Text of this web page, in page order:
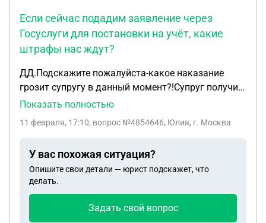
Если сейчас подадим заявление через
Госуслуги для постановки на учёт, какие
штрафы нас ждут?
ДД.Подскажите пожалуйста-какое наказание
грозит супругу в данный момент?!Супруг получил
гражданство в марте 2017г, (бывшее гражданство
,на тот момент дали временный билет на месяц,
не обращались и вставали на воинский учёт. Если
сейчас подадим заявление через Госуслуги для
постановки на учёт, какие штрафы нас ждут?!
Показать полностью
11 февраля, 17:10, вопрос №4854646, Юлия, г. Москва
У вас похожая ситуация?
Опишите свои детали — юрист подскажет, что
делать.
Задать свой вопрос